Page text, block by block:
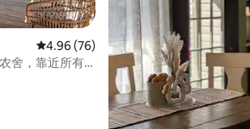
平均评分 4.96 分（满分 5 分），共 76
4.96 (76)
舍，靠近所有